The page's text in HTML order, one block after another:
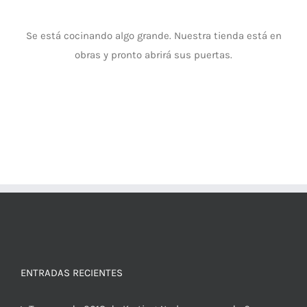
Se está cocinando algo grande. Nuestra tienda está en
obras y pronto abrirá sus puertas.
ENTRADAS RECIENTES